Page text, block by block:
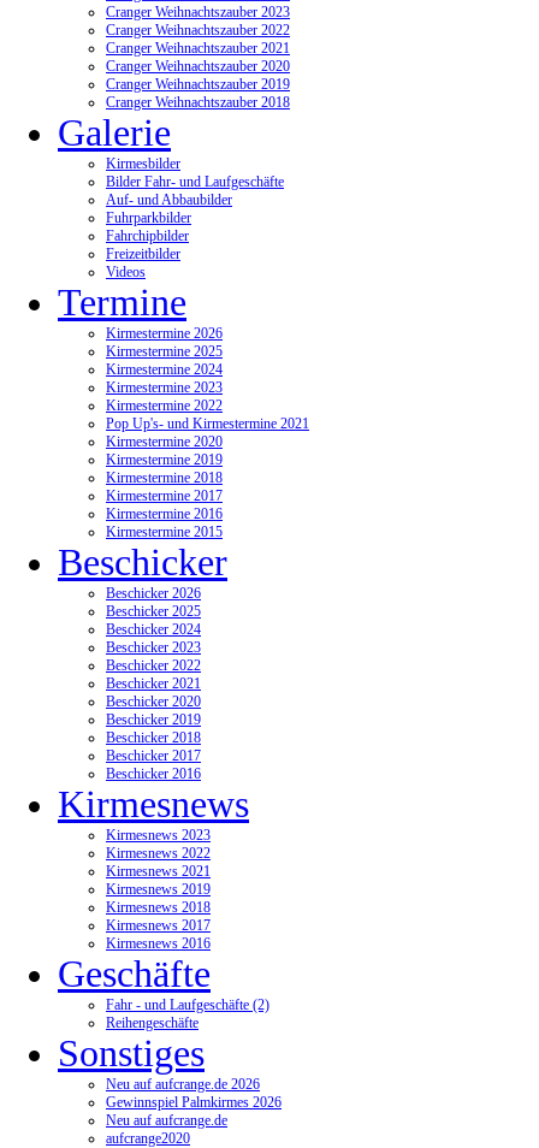
Cranger Weihnachtszauber 2023
Cranger Weihnachtszauber 2022
Cranger Weihnachtszauber 2021
Cranger Weihnachtszauber 2020
Cranger Weihnachtszauber 2019
Cranger Weihnachtszauber 2018
Galerie
Kirmesbilder
Bilder Fahr- und Laufgeschäfte
Auf- und Abbaubilder
Fuhrparkbilder
Fahrchipbilder
Freizeitbilder
Videos
Termine
Kirmestermine 2026
Kirmestermine 2025
Kirmestermine 2024
Kirmestermine 2023
Kirmestermine 2022
Pop Up's- und Kirmestermine 2021
Kirmestermine 2020
Kirmestermine 2019
Kirmestermine 2018
Kirmestermine 2017
Kirmestermine 2016
Kirmestermine 2015
Beschicker
Beschicker 2026
Beschicker 2025
Beschicker 2024
Beschicker 2023
Beschicker 2022
Beschicker 2021
Beschicker 2020
Beschicker 2019
Beschicker 2018
Beschicker 2017
Beschicker 2016
Kirmesnews
Kirmesnews 2023
Kirmesnews 2022
Kirmesnews 2021
Kirmesnews 2019
Kirmesnews 2018
Kirmesnews 2017
Kirmesnews 2016
Geschäfte
Fahr - und Laufgeschäfte (2)
Reihengeschäfte
Sonstiges
Neu auf aufcrange.de 2026
Gewinnspiel Palmkirmes 2026
Neu auf aufcrange.de
aufcrange2020